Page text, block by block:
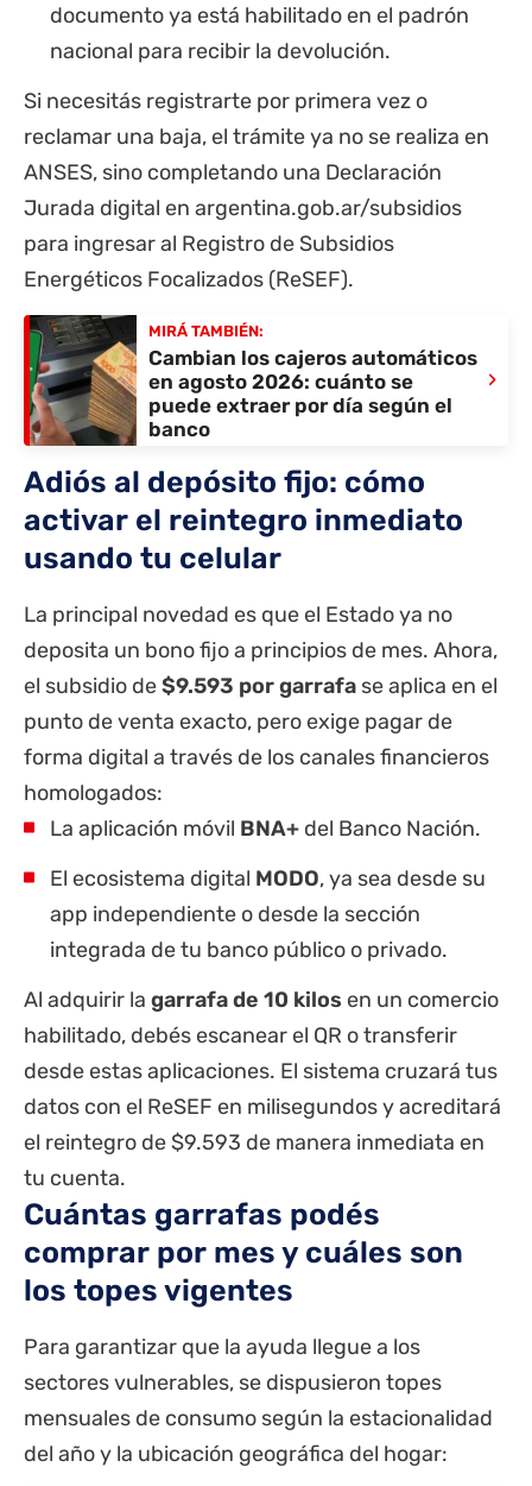
documento ya está habilitado en el padrón
nacional para recibir la devolución.
Si necesitás registrarte por primera vez o
reclamar una baja, el trámite ya no se realiza en
ANSES, sino completando una Declaración
Jurada digital en argentina.gob.ar/subsidios
para ingresar al Registro de Subsidios
Energéticos Focalizados (ReSEF).
MIRÁ TAMBIÉN:
Cambian los cajeros automáticos
en agosto 2026: cuánto se
puede extraer por día según el
banco
›
Adiós al depósito fijo: cómo
activar el reintegro inmediato
usando tu celular
La principal novedad es que el Estado ya no
deposita un bono fijo a principios de mes. Ahora,
el subsidio de$9.593 por garrafa se aplica en el
punto de venta exacto, pero exige pagar de
forma digital a través de los canales financieros
homologados:
La aplicación móvil BNA+ del Banco Nación.
El ecosistema digital MODO, ya sea desde su
app independiente o desde la sección
integrada de tu banco público o privado.
Al adquirir la garrafa de 10 kilos en un comercio
habilitado, debés escanear el QR o transferir
desde estas aplicaciones. El sistema cruzará tus
datos con el ReSEF en milisegundos y acreditará
el reintegro de $9.593 de manera inmediata en
tu cuenta.
Cuántas garrafas podés
comprar por mes y cuáles son
los topes vigentes
Para garantizar que la ayuda llegue a los
sectores vulnerables, se dispusieron topes
mensuales de consumo según la estacionalidad
del año y la ubicación geográfica del hogar: